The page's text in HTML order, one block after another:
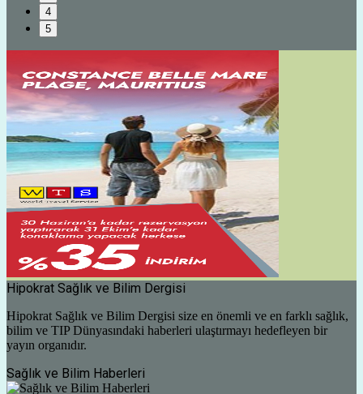
4
5
Hipokrat Sağlık ve Bilim Dergisi
Hipokrat Sağlık ve Bilim Dergisi size en önemli ve en farklı sağlık,
bilim ve TIP Dünyasındaki haberleri ulaştırmayı hedefleyen bir
yayın organıdır.
Sağlık ve Bilim Haberleri